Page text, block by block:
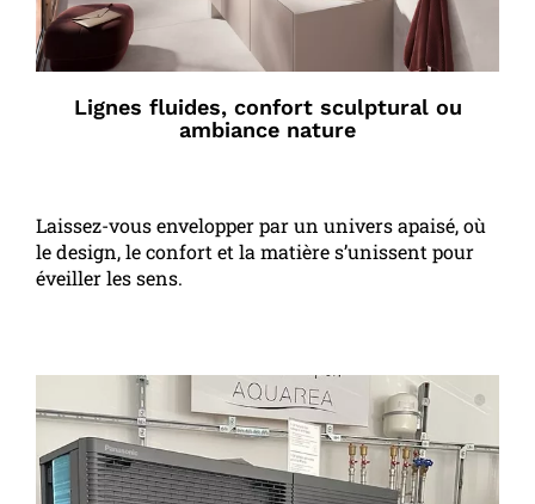
Lignes fluides, confort sculptural ou
ambiance nature
Laissez-vous envelopper par un univers apaisé, où
le design, le confort et la matière s’unissent pour
éveiller les sens.